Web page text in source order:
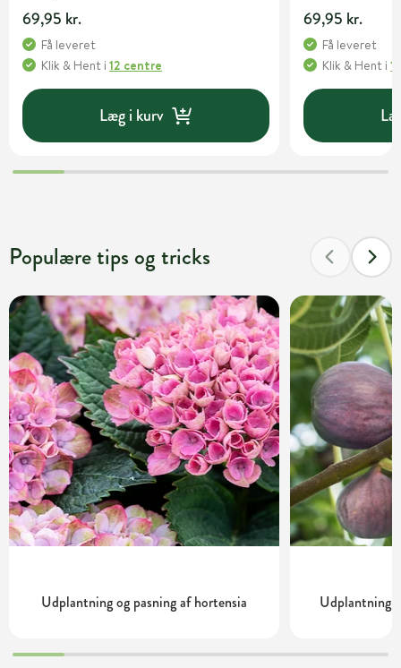
69,95 kr.
Få leveret
Klik & Hent i 12 centre
Læg i kurv
69,95 kr.
Få leveret
Klik & Hent i
Populære tips og tricks
Udplantning og pasning af hortensia Udplantning